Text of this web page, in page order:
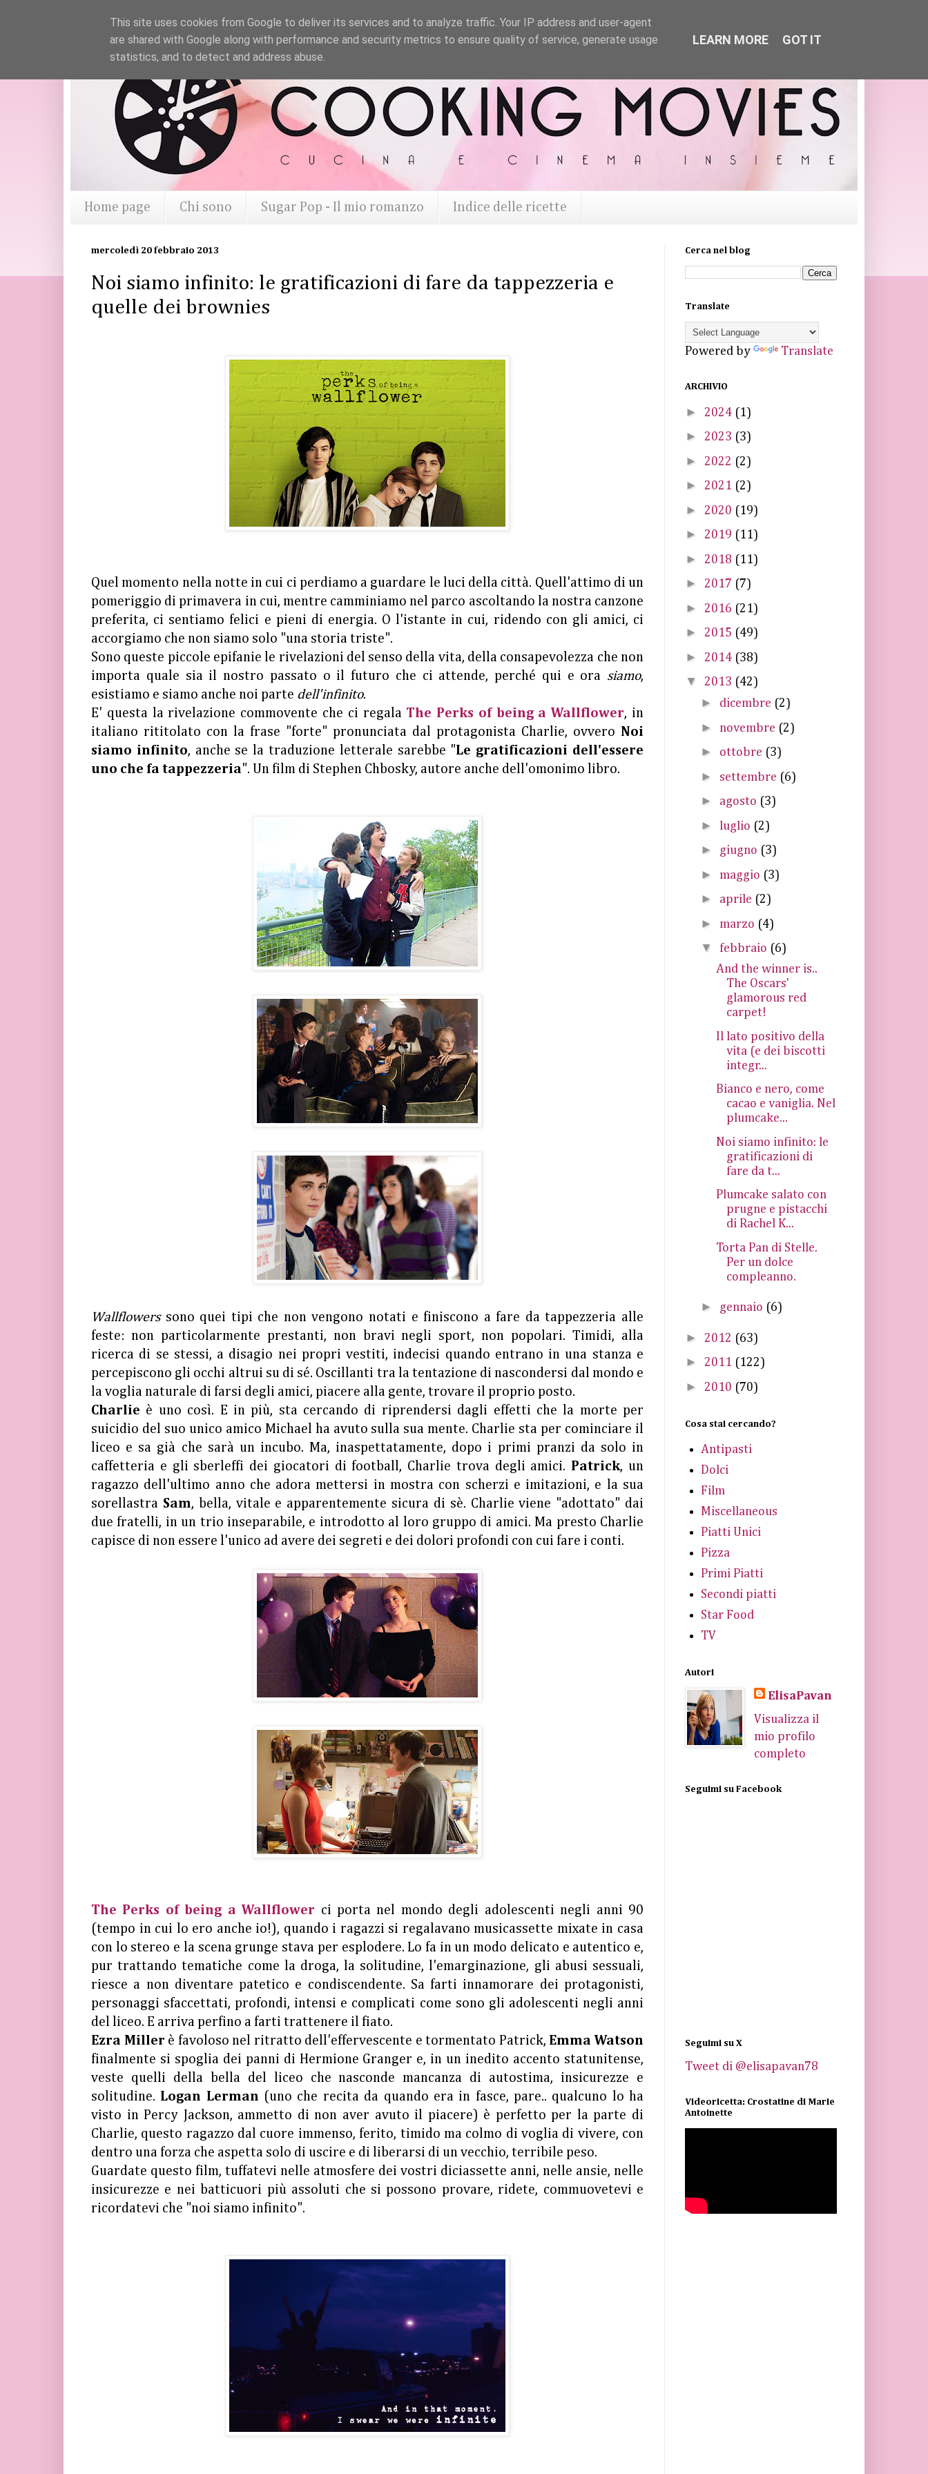
Home page Chi sono Sugar Pop - Il mio romanzo Indice delle ricette
mercoledì 20 febbraio 2013
Noi siamo infinito: le gratificazioni di fare da tappezzeria e
quelle dei brownies
Quel momento nella notte in cui ci perdiamo a guardare le luci della città. Quell'attimo di un
pomeriggio di primavera in cui, mentre camminiamo nel parco ascoltando la nostra canzone
preferita, ci sentiamo felici e pieni di energia. O l'istante in cui, ridendo con gli amici, ci
accorgiamo che non siamo solo "una storia triste".
Sono queste piccole epifanie le rivelazioni del senso della vita, della consapevolezza che non
importa quale sia il nostro passato o il futuro che ci attende, perché qui e ora siamo,
esistiamo e siamo anche noi parte dell'infinito.
E' questa la rivelazione commovente che ci regala The Perks of being a Wallflower, in
italiano rititolato con la frase "forte" pronunciata dal protagonista Charlie, ovvero Noi
siamo infinito, anche se la traduzione letterale sarebbe "Le gratificazioni dell'essere
uno che fa tappezzeria ". Un film di Stephen Chbosky, autore anche dell'omonimo libro.
Wallflowers sono quei tipi che non vengono notati e finiscono a fare da tappezzeria alle
feste: non particolarmente prestanti, non bravi negli sport, non popolari. Timidi, alla
ricerca di se stessi, a disagio nei propri vestiti, indecisi quando entrano in una stanza e
percepiscono gli occhi altrui su di sé. Oscillanti tra la tentazione di nascondersi dal mondo e
la voglia naturale di farsi degli amici, piacere alla gente, trovare il proprio posto.
Charlie è uno così. E in più, sta cercando di riprendersi dagli effetti che la morte per
suicidio del suo unico amico Michael ha avuto sulla sua mente. Charlie sta per cominciare il
liceo e sa già che sarà un incubo. Ma, inaspettatamente, dopo i primi pranzi da solo in
caffetteria e gli sberleffi dei giocatori di football, Charlie trova degli amici. Patrick, un
ragazzo dell'ultimo anno che adora mettersi in mostra con scherzi e imitazioni, e la sua
sorellastra Sam, bella, vitale e apparentemente sicura di sè. Charlie viene "adottato" dai
due fratelli, in un trio inseparabile, e introdotto al loro gruppo di amici. Ma presto Charlie
capisce di non essere l'unico ad avere dei segreti e dei dolori profondi con cui fare i conti.
The Perks of being a Wallflower ci porta nel mondo degli adolescenti negli anni 90
(tempo in cui lo ero anche io!), quando i ragazzi si regalavano musicassette mixate in casa
con lo stereo e la scena grunge stava per esplodere. Lo fa in un modo delicato e autentico e,
pur trattando tematiche come la droga, la solitudine, l'emarginazione, gli abusi sessuali,
riesce a non diventare patetico e condiscendente. Sa farti innamorare dei protagonisti,
personaggi sfaccettati, profondi, intensi e complicati come sono gli adolescenti negli anni
del liceo. E arriva perfino a farti trattenere il fiato.
Ezra Miller è favoloso nel ritratto dell'effervescente e tormentato Patrick, Emma Watson
finalmente si spoglia dei panni di Hermione Granger e, in un inedito accento statunitense,
veste quelli della bella del liceo che nasconde mancanza di autostima, insicurezze e
solitudine. Logan Lerman (uno che recita da quando era in fasce, pare.. qualcuno lo ha
visto in Percy Jackson, ammetto di non aver avuto il piacere) è perfetto per la parte di
Charlie, questo ragazzo dal cuore immenso, ferito, timido ma colmo di voglia di vivere, con
dentro una forza che aspetta solo di uscire e di liberarsi di un vecchio, terribile peso.
Guardate questo film, tuffatevi nelle atmosfere dei vostri diciassette anni, nelle ansie, nelle
insicurezze e nei batticuori più assoluti che si possono provare, ridete, commuovetevi e
ricordatevi che "noi siamo infinito".
Cerca nel blog
Translate
Powered by Translate
ARCHIVIO
► 2024 (1)
► 2023 (3)
► 2022 (2)
► 2021 (2)
► 2020 (19)
► 2019 (11)
► 2018 (11)
► 2017 (7)
► 2016 (21)
► 2015 (49)
► 2014 (38)
▼ 2013 (42)
► dicembre (2)
► novembre (2)
► ottobre (3)
► settembre (6)
► agosto (3)
► luglio (2)
► giugno (3)
► maggio (3)
► aprile (2)
► marzo (4)
▼ febbraio (6)
And the winner is..
The Oscars'
glamorous red
carpet!
Il lato positivo della
vita (e dei biscotti
integr...
Bianco e nero, come
cacao e vaniglia. Nel
plumcake...
Noi siamo infinito: le
gratificazioni di
fare da t...
Plumcake salato con
prugne e pistacchi
di Rachel K...
Torta Pan di Stelle.
Per un dolce
compleanno.
► gennaio (6)
► 2012 (63)
► 2011 (122)
► 2010 (70)
Cosa stai cercando?
Antipasti
Dolci
Film
Miscellaneous
Piatti Unici
Pizza
Primi Piatti
Secondi piatti
Star Food
TV
Autori
ElisaPavan
Visualizza il
mio profilo
completo
Seguimi su Facebook
Seguimi su X
Tweet di @elisapavan78
Videoricetta: Crostatine di Marie
Antoinette
This site uses cookies from Google to deliver its services and to analyze traffic. Your IP address and user-agent
are shared with Google along with performance and security metrics to ensure quality of service, generate usage
statistics, and to detect and address abuse.
LEARN MORE GOT IT